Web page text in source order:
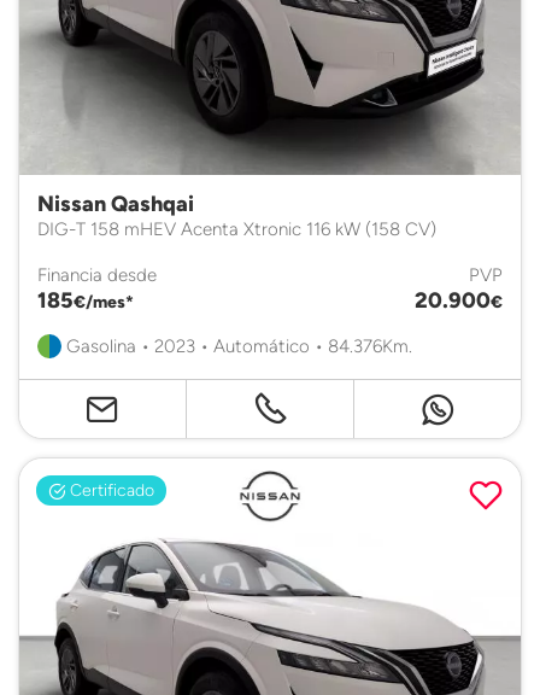
Nissan Qashqai
DIG-T 158 mHEV Acenta Xtronic 116 kW (158 CV)
Financia desde
185€/mes*
PVP
20.900€
Gasolina • 2023 • Automático • 84.376Km.
Certificado